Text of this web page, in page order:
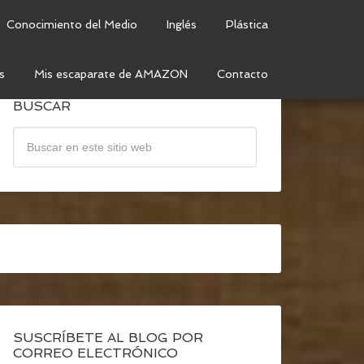
Conocimiento del Medio Inglés Plástica
Mis escaparate de AMAZON Contacto
BUSCAR
SUSCRÍBETE AL BLOG POR
CORREO ELECTRÓNICO